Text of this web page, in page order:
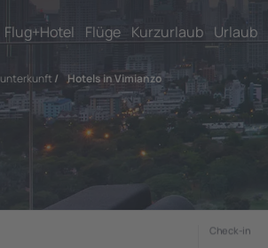
Flug+Hotel Flüge Kurzurlaub Urlaub
unterkunft / Hotels in Vimianzo